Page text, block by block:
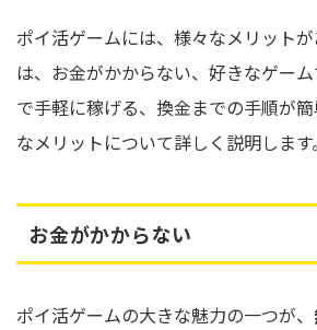
ポイ活ゲームには、様々なメリット
は、お金がかからない、好きなゲー
で手軽に稼げる、換金までの手順が
なメリットについて詳しく説明します。
お金がかからない
ポイ活ゲームの大きな魅力の一つが、